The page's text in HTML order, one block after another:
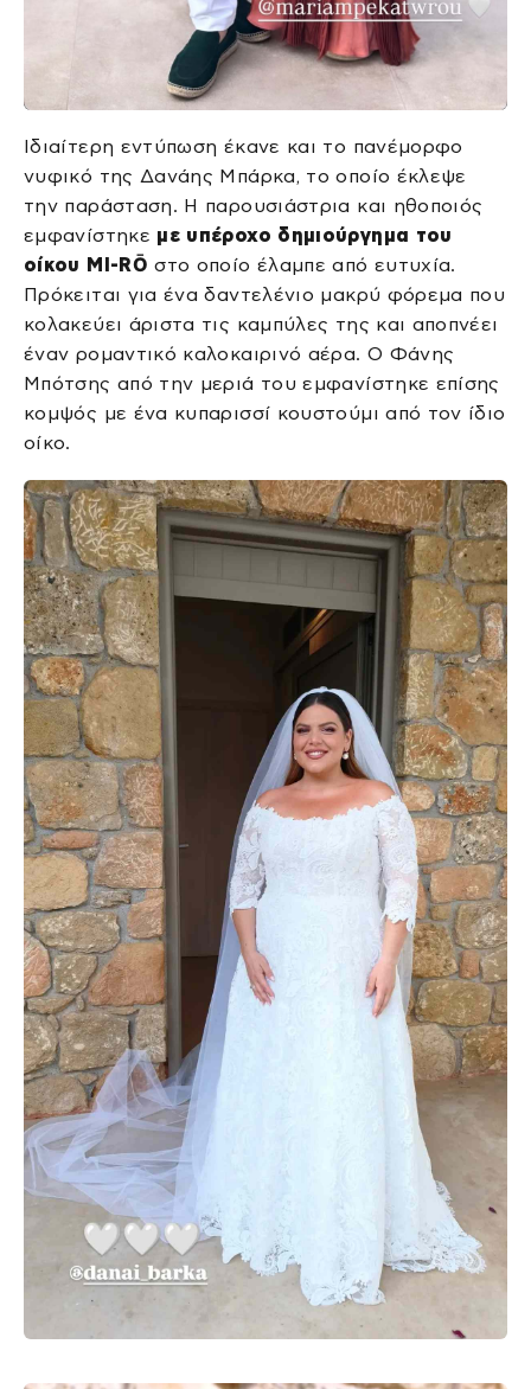
Ιδιαίτερη εντύπωση έκανε και το πανέμορφο
νυφικό της Δανάης Μπάρκα, το οποίο έκλεψε
την παράσταση. Η παρουσιάστρια και ηθοποιός
εμφανίστηκε με υπέροχο δημιούργημα του
οίκου MI-RŌ στο οποίο έλαμπε από ευτυχία.
Πρόκειται για ένα δαντελένιο μακρύ φόρεμα που
κολακεύει άριστα τις καμπύλες της και αποπνέει
έναν ρομαντικό καλοκαιρινό αέρα. Ο Φάνης
Μπότσης από την μεριά του εμφανίστηκε επίσης
κομψός με ένα κυπαρισσί κουστούμι από τον ίδιο
οίκο.